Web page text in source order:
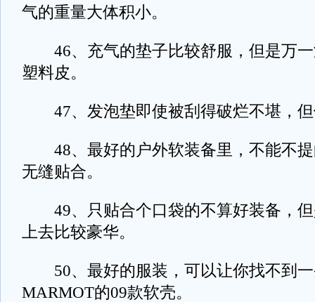
气的重量大体积小。
46、充气的垫子比较舒服，但是万一
塑料皮。
47、发泡垫即使被刮得破烂不堪，但
48、最好的户外软装备里，不能不提
无缝贴合。
49、只贴合个口袋的不算好装备，但
上去比较豪华。
50、最好的服装，可以让你找不到一
MARMOT的09款软壳。